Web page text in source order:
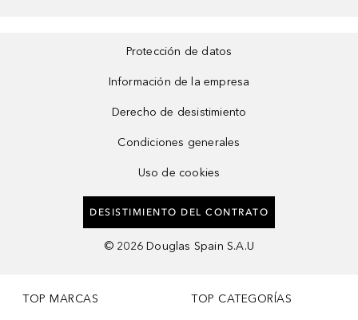
Protección de datos
Información de la empresa
Derecho de desistimiento
Condiciones generales
Uso de cookies
DESISTIMIENTO DEL CONTRATO
© 2026 Douglas Spain S.A.U
TOP MARCAS TOP CATEGORÍAS